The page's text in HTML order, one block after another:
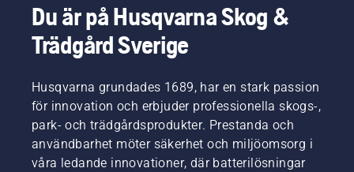
Du är på Husqvarna Skog &
Trädgård Sverige
Husqvarna grundades 1689, har en stark passion
för innovation och erbjuder professionella skogs-,
park- och trädgårdsprodukter. Prestanda och
användbarhet möter säkerhet och miljöomsorg i
våra ledande innovationer, där batterilösningar